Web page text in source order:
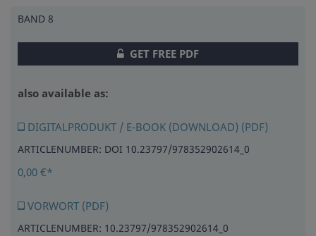
BAND 8
GET FREE PDF
also available as:
DIGITALPRODUKT / E-BOOK (DOWNLOAD) (PDF)
ARTICLENUMBER: DOI 10.23797/978352902614_0
0,00 €*
VORWORT (PDF)
ARTICLENUMBER: 10.23797/978352902614_0